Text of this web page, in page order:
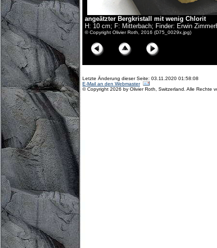
angeätzter Bergkristall mit wenig Chlorit
H: 10 cm; F: Mitterbach; Finder: Erwin
© Copyright Olivier Roth, 2016 (D75_0029x.jpg)
Letzte Änderung dieser Seite: 03.11.2020 01:58:08
E-Mail an den Webmaster
© Copyright 2026 by Olivier Roth, Switzerland. Alle Rechte